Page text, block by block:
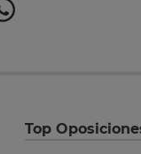
Top